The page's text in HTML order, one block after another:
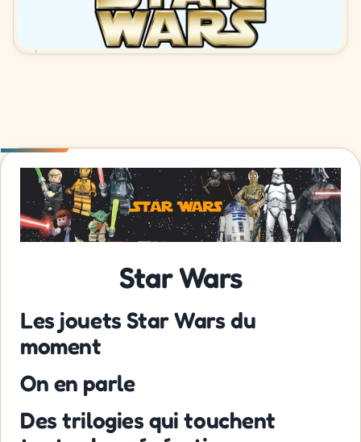
Star Wars
Les jouets Star Wars du
moment
On en parle
Des trilogies qui touchent